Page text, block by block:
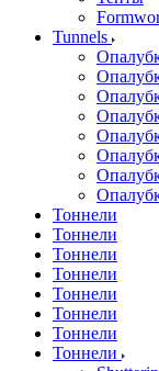
Tunnels
Тоннели
Тоннели
Тоннели
Тоннели
Тоннели
Тоннели
Тоннели
Тоннели